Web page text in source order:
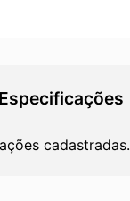
Especificações
cadastradas.